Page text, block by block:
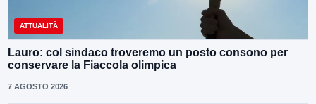
ATTUALITÀ
Lauro: col sindaco troveremo un posto consono per
conservare la Fiaccola olimpica
7 AGOSTO 2026